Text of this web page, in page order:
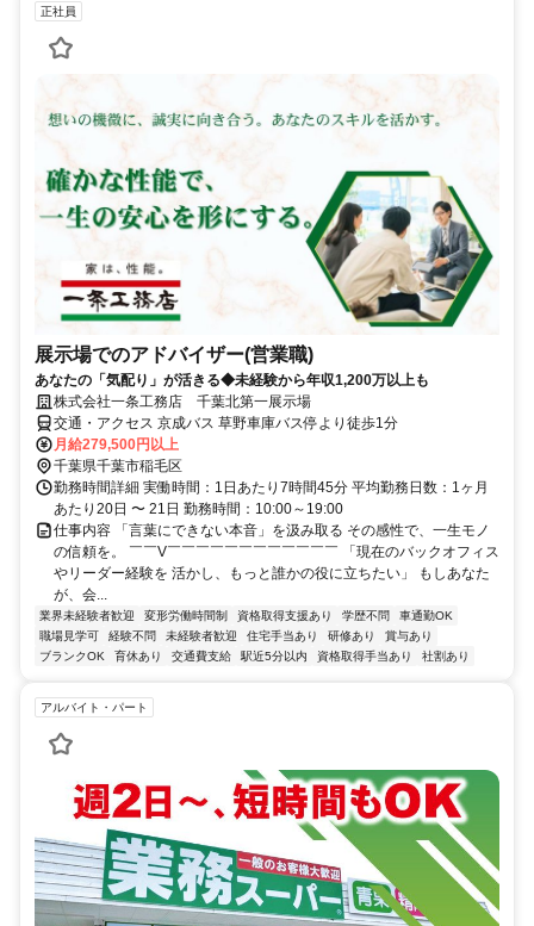
正社員
展示場でのアドバイザー(営業職)
あなたの「気配り」が活きる◆未経験から年収1,200万以上も
株式会社一条工務店 千葉北第一展示場
交通・アクセス 京成バス 草野車庫バス停より徒歩1分
月給279,500円以上
千葉県千葉市稲毛区
勤務時間詳細 実働時間：1日あたり7時間45分 平均勤務日数：1ヶ月
あたり20日 〜 21日 勤務時間：10:00～19:00
仕事内容 「言葉にできない本音」を汲み取る その感性で、一生モノ
の信頼を。 ￣￣V￣￣￣￣￣￣￣￣￣￣￣￣ 「現在のバックオフィス
やリーダー経験を 活かし、もっと誰かの役に立ちたい」 もしあなた
が、会...
業界未経験者歓迎 変形労働時間制 資格取得支援あり 学歴不問
車通勤OK
職場見学可
経験不問 未経験者歓迎 住宅手当あり 研修あり
賞与あり
ブランクOK
育休あり 交通費支給 駅近5分以内 資格取得手当あり 社割あり
アルバイト・パート